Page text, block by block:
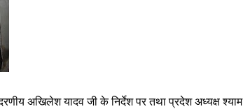
अखिलेश यादव जी के निर्देश पर तथा प्रदेश अध्यक्ष श्याम